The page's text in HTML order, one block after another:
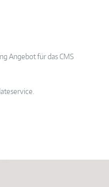
Angebot für das CMS